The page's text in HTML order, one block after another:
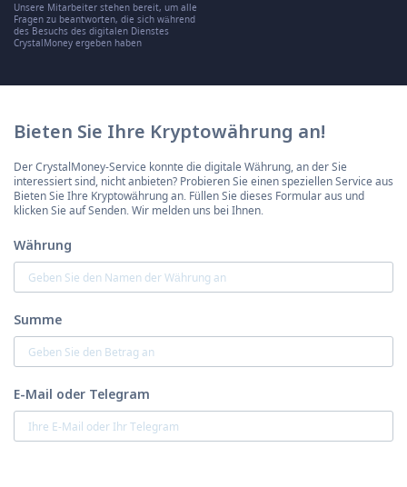
Unsere Mitarbeiter stehen bereit, um alle
Fragen zu beantworten, die sich während
des Besuchs des digitalen Dienstes
CrystalMoney ergeben haben
Bieten Sie Ihre Kryptowährung an!
Der CrystalMoney-Service konnte die digitale Währung, an der Sie
interessiert sind, nicht anbieten? Probieren Sie einen speziellen Service aus
Bieten Sie Ihre Kryptowährung an. Füllen Sie dieses Formular aus und
klicken Sie auf Senden. Wir melden uns bei Ihnen.
Währung
Summe
E-Mail oder Telegram